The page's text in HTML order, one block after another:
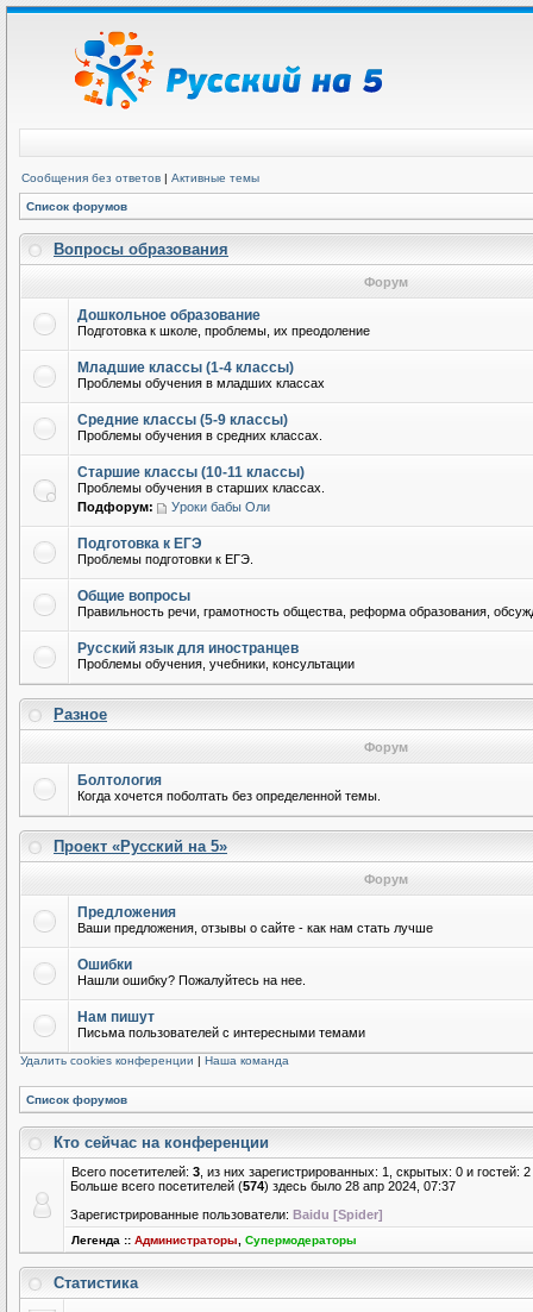
Сообщения без ответов | Активные темы
Список форумов
Вопросы образования
Форум
Дошкольное образование
Подготовка к школе, проблемы, их преодоление
Младшие классы (1-4 классы)
Проблемы обучения в младших классах
Средние классы (5-9 классы)
Проблемы обучения в средних классах.
Старшие классы (10-11 классы)
Проблемы обучения в старших классах.
Подфорум:
Уроки бабы Оли
Подготовка к ЕГЭ
Проблемы подготовки к ЕГЭ.
Общие вопросы
Правильность речи, грамотность общества, реформа образования,
Русский язык для иностранцев
Проблемы обучения, учебники, консультации
Разное
Форум
Болтология
Когда хочется поболтать без определенной темы.
Проект «Русский на 5»
Форум
Предложения
Ваши предложения, отзывы о сайте - как нам стать лучше
Ошибки
Нашли ошибку? Пожалуйтесь на нее.
Нам пишут
Письма пользователей с интересными темами
Удалить cookies конференции | Наша команда
Список форумов
Кто сейчас на конференции
Всего посетителей: 3 , из них зарегистрированных: 1, скрытых: 0 и
Больше всего посетителей (574) здесь было 28 апр 2024, 07:37
Зарегистрированные пользователи: Baidu [Spider]
Легенда :: Администраторы Супермодераторы
Статистика